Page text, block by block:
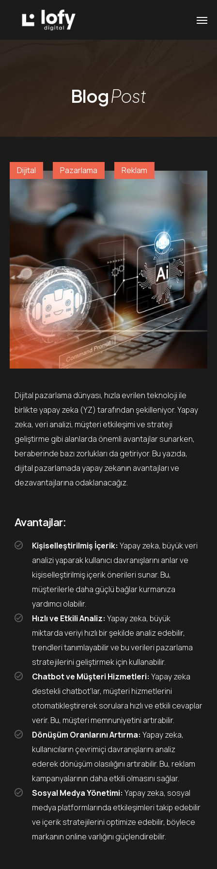
BlogPost
Dijital Pazarlama Reklam
Dijital pazarlama dünyası, hızla evrilen teknoloji ile
birlikte yapay zeka (YZ) tarafından şekilleniyor. Yapay
zeka, veri analizi, müşteri etkileşimi ve strateji
geliştirme gibi alanlarda önemli avantajlar sunarken,
beraberinde bazı zorlukları da getiriyor. Bu yazıda,
dijital pazarlamada yapay zekanın avantajları ve
dezavantajlarına odaklanacağız.
Avantajlar:
Kişiselleştirilmiş İçerik: Yapay zeka, büyük veri
analizi yaparak kullanıcı davranışlarını anlar ve
kişiselleştirilmiş içerik önerileri sunar. Bu,
müşterilerle daha güçlü bağlar kurmanıza
yardımcı olabilir.
Hızlı ve Etkili Analiz: Yapay zeka, büyük
miktarda veriyi hızlı bir şekilde analiz edebilir,
trendleri tanımlayabilir ve bu verileri pazarlama
stratejilerini geliştirmek için kullanabilir.
Chatbot ve Müşteri Hizmetleri: Yapay zeka
destekli chatbot’lar, müşteri hizmetlerini
otomatikleştirerek sorulara hızlı ve etkili cevaplar
verir. Bu, müşteri memnuniyetini artırabilir.
Dönüşüm Oranlarını Artırma: Yapay zeka,
kullanıcıların çevrimiçi davranışlarını analiz
ederek dönüşüm olasılığını artırabilir. Bu, reklam
kampanyalarının daha etkili olmasını sağlar.
Sosyal Medya Yönetimi: Yapay zeka, sosyal
medya platformlarında etkileşimleri takip edebilir
ve içerik stratejilerini optimize edebilir, böylece
markanın online varlığını güçlendirebilir.